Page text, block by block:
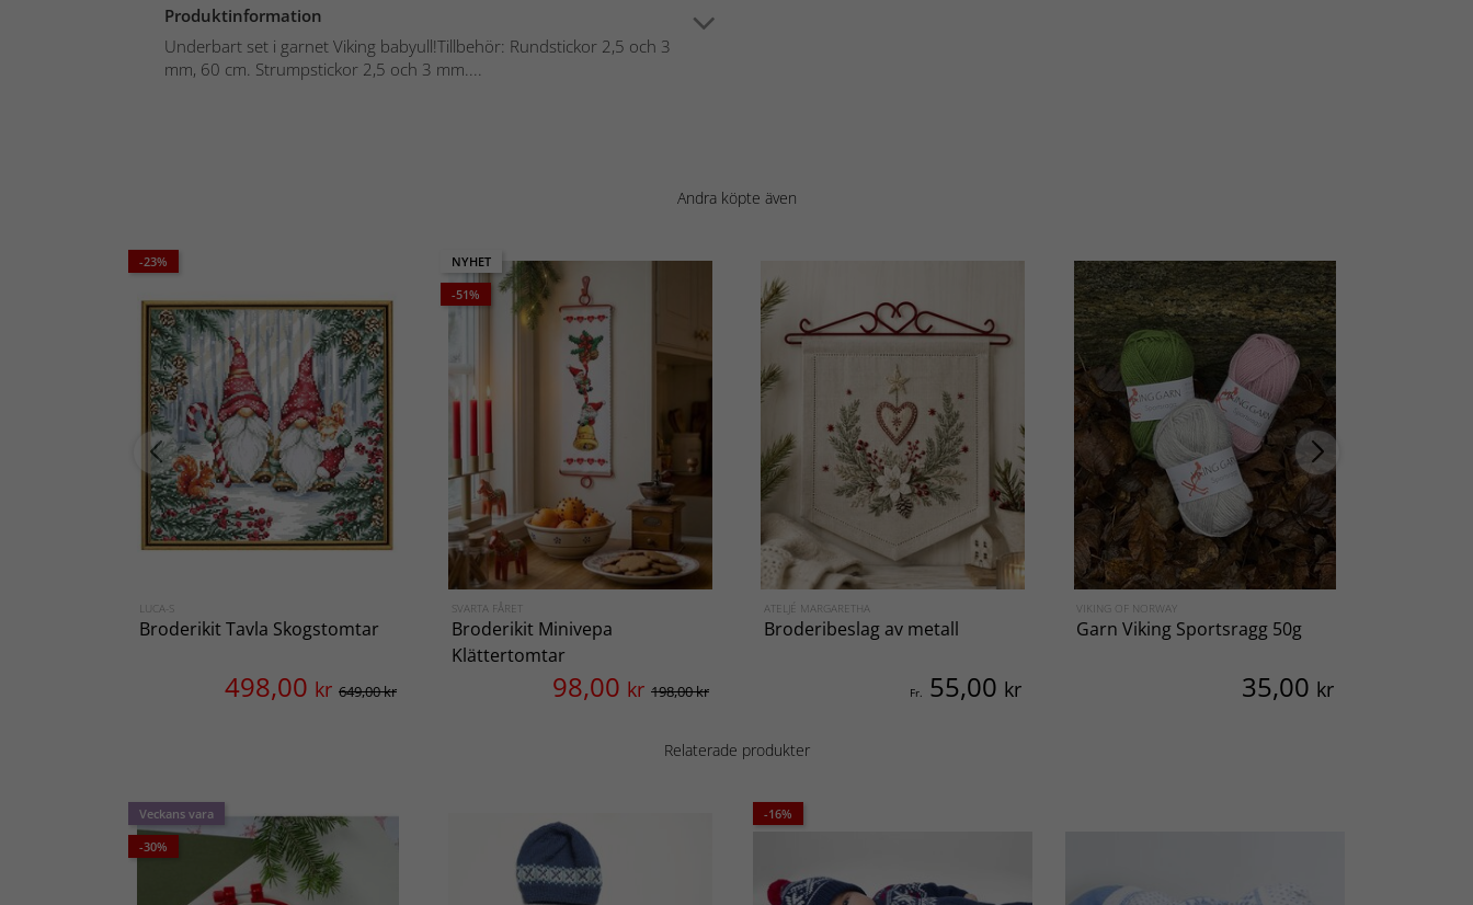
Produktinformation
Underbart set i garnet Viking babyull!Tillbehör: Rundstickor 2,5 och 3
mm, 60 cm. Strumpstickor 2,5 och 3 mm....
Andra köpte även
-23%
LUCA-S
Broderikit Tavla Skogstomtar
498,00 kr 649,00 kr
NYHET
-51%
SVARTA FÅRET
Broderikit Minivepa
Klättertomtar
98,00 kr 198,00 kr
ATELJÉ MARGARETHA
Broderibeslag av metall
Fr. 55,00 kr
VIKING OF NORWAY
Garn Viking Sportsragg 50g
35,00 kr
Relaterade produkter
Veckans vara
-30%
-16%